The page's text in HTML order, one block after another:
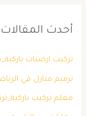
أحدث المقالات
تركيب ارضيات
ترميم منازل في
معلم تركيب